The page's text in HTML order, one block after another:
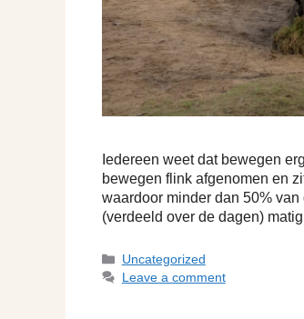
Iedereen weet dat bewegen
bewegen flink afgenomen en
waardoor minder dan 50%
(verdeeld over de dagen)
Uncategorized
Leave a comment